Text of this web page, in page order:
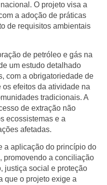
. O projeto visa a
a adoção de práticas
de requisitos ambientais
de petróleo e gás na
um estudo detalhado
com a obrigatoriedade de
efeitos da atividade na
tradicionais. A
de extração não
ecossistemas e a
afetadas.
a aplicação do princípio do
, promovendo a conciliação
, justiça social e proteção
que o projeto exige a